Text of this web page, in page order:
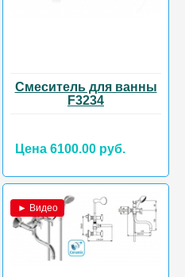
Смеситель для ванны
F3234
Цена 6100.00 руб.
► Видео